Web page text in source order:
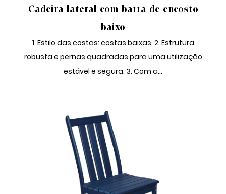
Cadeira lateral com barra de encosto
baixo
1. Estilo das costas: costas baixas. 2. Estrutura
robusta e pernas quadradas para uma utilização
estável e segura. 3. Com a...